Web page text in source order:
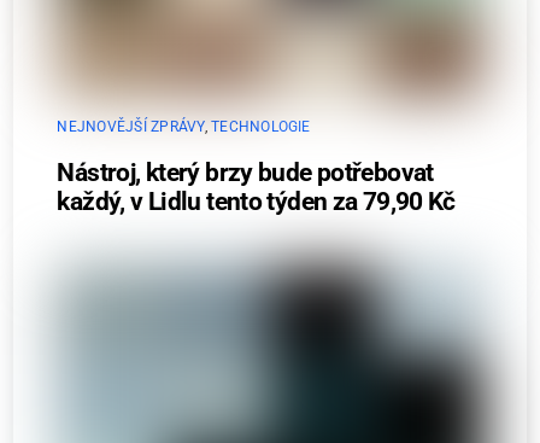
NEJNOVĚJŠÍ ZPRÁVY,TECHNOLOGIE
Nástroj, který brzy bude potřebovat
každý, v Lidlu tento týden za 79,90 Kč